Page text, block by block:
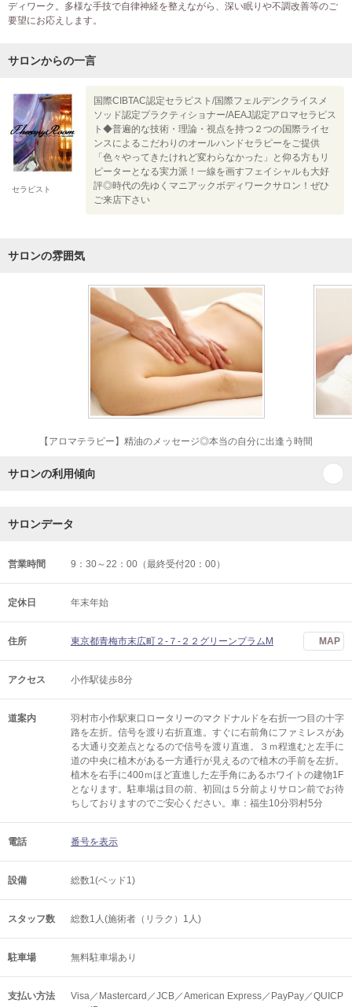
ディワーク。多様な手技で自律神経を整えながら、深い眠りや不調改善等のご
要望にお応えします。
サロンからの一言
セラピスト
国際CIBTAC認定セラピスト/国際フェルデンクライスメ
ソッド認定プラクティショナー/AEAJ認定アロマセラピス
ト◆普遍的な技術・理論・視点を持つ２つの国際ライセ
ンスによるこだわりのオールハンドセラピーをご提供
「色々やってきたけれど変わらなかった」と仰る方もリ
ピーターとなる実力派！一線を画すフェイシャルも大好
評◎時代の先ゆくマニアックボディワークサロン！ぜひ
ご来店下さい
サロンの雰囲気
【アロマテラピー】精油のメッセージ◎本当の自分に出逢う時間
サロンの利用傾向
サロンデータ
営業時間 9：30～22：00（最終受付20：00）
定休日 年末年始
住所 東京都青梅市末広町２-７-２２グリーンプラムM MAP
アクセス 小作駅徒歩8分
道案内
羽村市小作駅東口ロータリーのマクドナルドを右折一つ目の十字
路を左折。信号を渡り右折直進。すぐに右前角にファミレスがあ
る大通り交差点となるので信号を渡り直進。３ｍ程進むと左手に
道の中央に植木がある一方通行が見えるので植木の手前を左折。
植木を右手に400ｍほど直進した左手角にあるホワイトの建物1F
となります。駐車場は目の前、初回は５分前よりサロン前でお待
ちしておりますのでご安心ください。車：福生10分羽村5分
電話 番号を表示
設備 総数1(ベッド1)
スタッフ数 総数1人(施術者（リラク）1人)
駐車場 無料駐車場あり
支払い方法
Visa／Mastercard／JCB／American Express／PayPay／QUICP